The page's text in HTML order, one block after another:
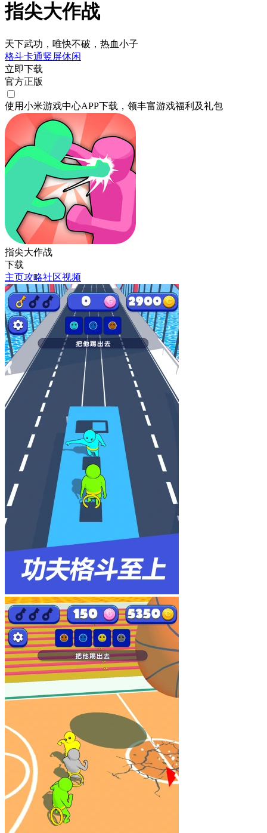
指尖大作战
天下武功，唯快不破，热血小子
格斗卡通竖屏休闲
立即下载
官方正版
使用小米游戏中心APP下载 ，领丰富游戏福利 及礼包
指尖大作战
下载
主页攻略社区视频